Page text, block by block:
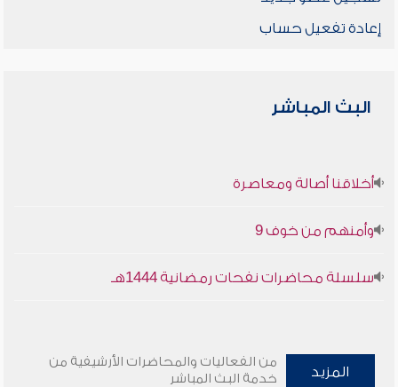
إعادة تفعيل حساب
البث المباشر
أخلاقنا أصالة ومعاصرة
وأمنهم من خوف 9
سلسلة محاضرات نفحات رمضانية 1444هـ
المزيد
من الفعاليات والمحاضرات الأرشيفية من
خدمة البث المباشر